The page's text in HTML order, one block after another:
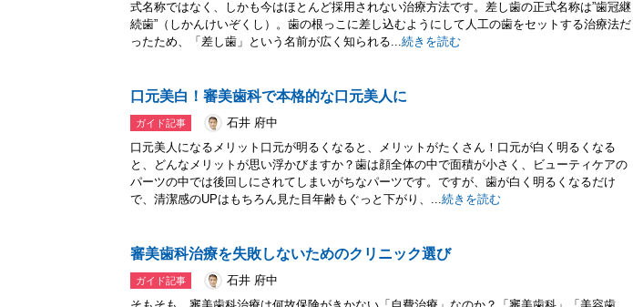
式名称ではなく、しかも今はほとんど採用されない治療方法です。差し歯の正式名称は”歯冠継
続歯”（しかんけいぞくし）。歯の根っこに差し込むようにして人工の歯をセットする治療法だ
ったため、「差し歯」という名前が広く知られる...続きを読む
口元美白！審美歯科で本格的な口元美人に
ガイド記事
石井 府中
口元美人になるメリット口元が明るくなると、メリットがたくさん！口元が白く明るくなる
と、どんなメリットが思い浮かびますか？歯は顔全体の中で面積が小さく、ビューティケアの
パーツの中では後回しにされてしまいがちなパーツです。ですが、歯が白く明るくなるだけ
で、清潔感のUPはもちろん見た目年齢もぐっと下がり、...続きを読む
審美歯科治療を失敗しないためのクリニック選び
ガイド記事
石井 府中